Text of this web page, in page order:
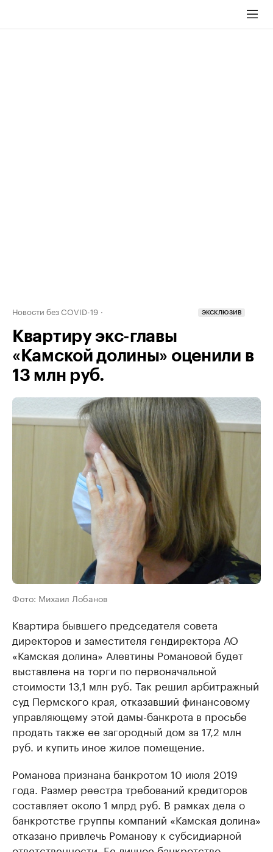
Новости без COVID-19 ЭКСКЛЮЗИВ
Квартиру экс-главы
«Камской долины» оценили в
13 млн руб.
Фото: Михаил Лобанов
Квартира бывшего председателя совета
директоров и заместителя гендиректора АО
«Камская долина» Алевтины Романовой будет
выставлена на торги по первоначальной
стоимости 13,1 млн руб. Так решил арбитражный
суд Пермского края, отказавший финансовому
управляющему этой дамы-банкрота в просьбе
продать также ее загородный дом за 17,2 млн
руб. и купить иное жилое помещение.
Романова признана банкротом 10 июля 2019
года. Размер реестра требований кредиторов
составляет около 1 млрд руб. В рамках дела о
банкротстве группы компаний «Камская долина»
отказано привлечь Романову к субсидиарной